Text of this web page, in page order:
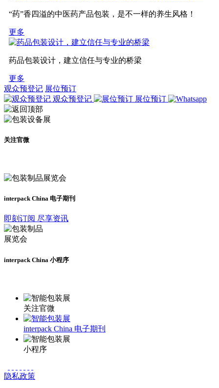
“药”香四溢的中医药产品包装，是不一样的养生风格！
更多
药品包装设计，建立信任与专业的桥梁
更多
观众预登记 展位预订
观众预登记
展位预订
关注官微
interpack China 电子期刊
即刻订阅 尽享资讯
interpack China 小程序
关注官微
interpack China 电子期刊
小程序
隐私政策